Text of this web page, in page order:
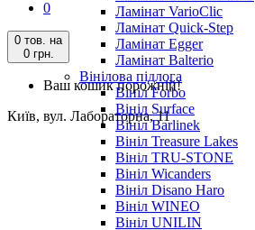
0
0 тов. на
0 грн.
Ваш кошик порожній!
Київ, вул. Лабораторна, 11
Ламінат VarioClic
Ламінат Quick-Step
Ламінат Egger
Ламінат Balterio
Вінілова підлога
Вініл Forbo
Вініл Surface
Вініл Barlinek
Вініл Treasure Lakes
Вініл TRU-STONE
Вініл Wicanders
Вініл Disano Haro
Вініл WINEO
Вініл UNILIN